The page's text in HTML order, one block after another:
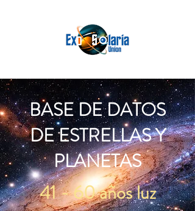
BASE DE DATOS
DE ESTRELLAS Y
PLANETAS
41 - 60 años luz